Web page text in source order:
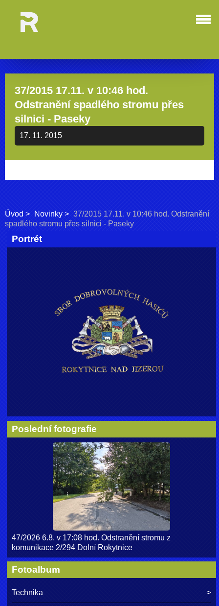
37/2015 17.11. v 10:46 hod.
Odstranění spadlého stromu přes
silnici - Paseky
17. 11. 2015
Úvod Novinky
37/2015 17.11. v 10:46 hod. Odstranění
spadlého stromu přes silnici - Paseky
Portrét
Poslední fotografie
47/2026 6.8. v 17:08 hod. Odstranění stromu z
komunikace 2/294 Dolní Rokytnice
Fotoalbum
Technika